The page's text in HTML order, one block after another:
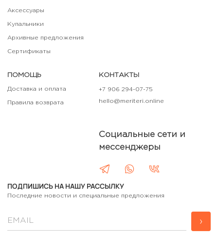
Аксессуары
Купальники
Архивные предложения
Сертификаты
ПОМОЩЬ
Доставка и оплата
Правила возврата
КОНТАКТЫ
+7 906 294-07-75
hello@meriteri.online
Социальные сети и
мессенджеры
ПОДПИШИСЬ НА НАШУ РАССЫЛКУ
Последние новости и специальные предложения
›